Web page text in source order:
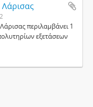
Λάρισας
περιλαμβάνει 1
εξετάσεων